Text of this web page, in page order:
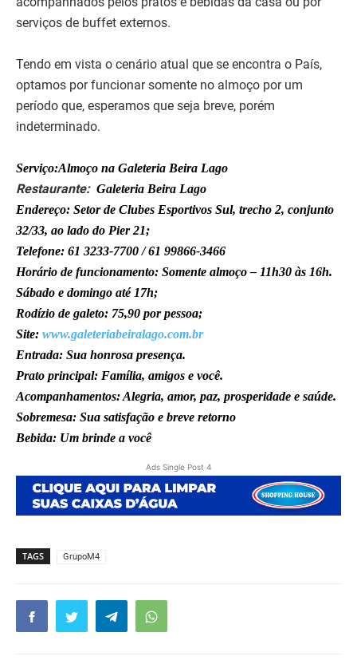
serviços de buffet externos.
Tendo em vista o cenário atual que se encontra o País,
optamos por funcionar somente no almoço por um
período que, esperamos que seja breve, porém
indeterminado.
Serviço:Almoço na Galeteria Beira Lago
Restaurante: Galeteria Beira Lago
Endereço: Setor de Clubes Esportivos Sul, trecho 2, conjunto
32/33, ao lado do Pier 21;
Telefone: 61 3233-7700 / 61 99866-3466
Horário de funcionamento: Somente almoço – 11h30 às 16h.
Sábado e domingo até 17h;
Rodízio de galeto: 75,90 por pessoa;
Site: www.galeteriabeiralago.com.br
Entrada: Sua honrosa presença.
Prato principal: Família, amigos e você.
Acompanhamentos: Alegria, amor, paz, prosperidade e saúde.
Sobremesa: Sua satisfação e breve retorno
Bebida: Um brinde a você
Ads Single Post 4
TAGS GrupoM4